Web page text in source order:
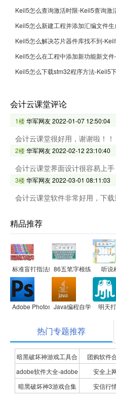
Keil5怎么查询激活时限-Keil5查询激
Keil5怎么解决芯片器件库找不到-
Keil5怎么下载stm32程序方法-Keil5
会计云课堂评论
1楼华军网友2022-01-07 12:50:04
会计云课堂很好用，谢谢啦！！
2楼华军网友2022-02-12 23:10:40
会计云课堂界面设计很容易上
3楼华军网友2022-03-01 08:11:03
会计云课堂软件非常好用，下载
精品推荐
标准盲打指法练习86五笔字根练习 听说
Adobe Photoshop CS5 ACE Exam
Java编程自学软件明天
热门专题推荐
暗黑破坏神游戏工具合
集
团购软件
adobe软件大全-adobe
全系列软件下载-adobe
安全上
暗黑破坏神3游戏合集 安信行